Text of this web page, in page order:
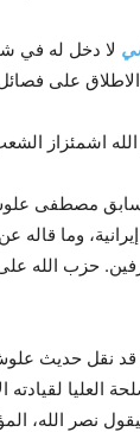
لا دخل له في
على فصائل
اشمئزاز
السابق مصطفى
وما قاله
حزب الله
قد نقل حديث
العليا
نصر الله،